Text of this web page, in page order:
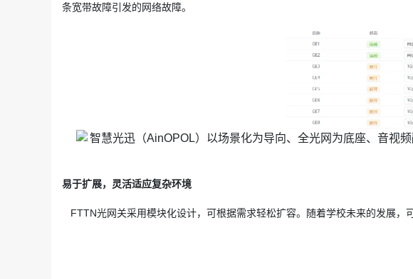
条宽带故障引发的网络故障。
易于扩展，灵活适应复杂环境
FTTN光网关采用模块化设计，可根据需求轻松扩容。随着学校未来的发展，